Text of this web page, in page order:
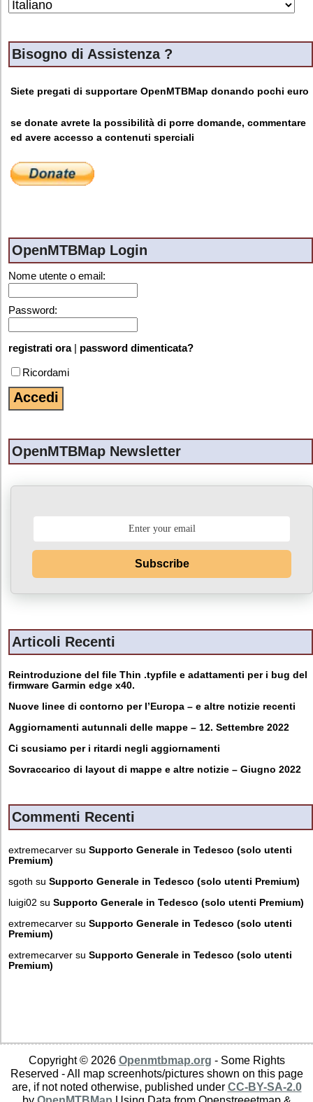
Bisogno di Assistenza ?
Siete pregati di supportare OpenMTBMap donando pochi euro
se donate avrete la possibilità di porre domande, commentare
ed avere accesso a contenuti sperciali
OpenMTBMap Login
Nome utente o email:
Password:
registrati ora| password dimenticata?
Ricordami
OpenMTBMap Newsletter
Subscribe
Articoli Recenti
Reintroduzione del file Thin .typfile e adattamenti per i bug del
firmware Garmin edge x40.
Nuove linee di contorno per l’Europa – e altre notizie recenti
Aggiornamenti autunnali delle mappe – 12. Settembre 2022
Ci scusiamo per i ritardi negli aggiornamenti
Sovraccarico di layout di mappe e altre notizie – Giugno 2022
Commenti Recenti
extremecarver su Supporto Generale in Tedesco (solo utenti
Premium)
sgoth su Supporto Generale in Tedesco (solo utenti Premium)
luigi02 su Supporto Generale in Tedesco (solo utenti Premium)
extremecarver su Supporto Generale in Tedesco (solo utenti
Premium)
extremecarver su Supporto Generale in Tedesco (solo utenti
Premium)
Copyright © 2026 Openmtbmap.org - Some Rights
Reserved - All map screenhots/pictures shown on this page
are, if not noted otherwise, published under CC-BY-SA-2.0